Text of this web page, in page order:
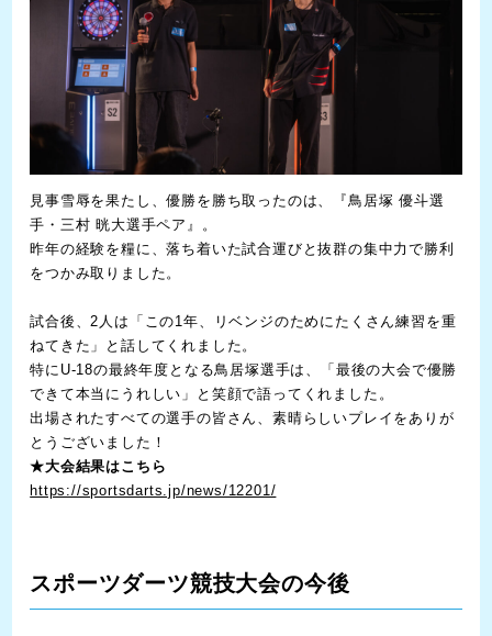
見事雪辱を果たし、優勝を勝ち取ったのは、『鳥居塚 優斗選
手・三村 晄大選手ペア』。
昨年の経験を糧に、落ち着いた試合運びと抜群の集中力で勝利
をつかみ取りました。
試合後、2人は「この1年、リベンジのためにたくさん練習を重
ねてきた」と話してくれました。
特にU-18の最終年度となる鳥居塚選手は、「最後の大会で優勝
できて本当にうれしい」と笑顔で語ってくれました。
出場されたすべての選手の皆さん、素晴らしいプレイをありが
とうございました！
★大会結果はこちら
https://sportsdarts.jp/news/12201/
スポーツダーツ競技大会の今後